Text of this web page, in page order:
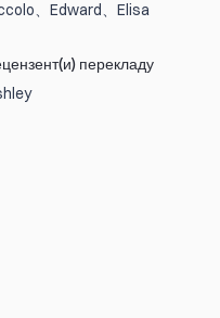
、Edward、Elisa
перекладу